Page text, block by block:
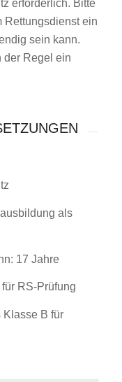
erforderlich. Bitte
Rettungsdienst ein
sein kann.
der Regel ein
als
17 Jahre
RS-Prüfung
Klasse B für